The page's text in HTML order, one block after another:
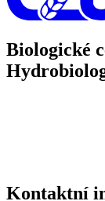
Biologické
Kontaktní